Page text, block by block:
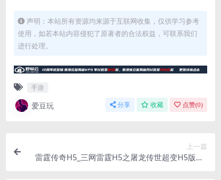
声明：本站所有资源均来源于互联网收集，仅供学习参考
使用，如若本站内容侵犯了原著者的合法权益，可联系我们
进行处理。
手游
爱豆玩 分享 收藏 点赞(0)
上一篇
雷霆传奇H5_三网雷霆H5之屠龙传世超变H5版本_